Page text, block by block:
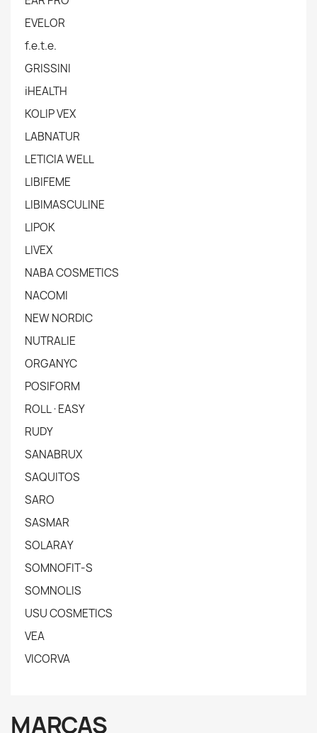
EVELOR
f.e.t.e.
GRISSINI
iHEALTH
KOLIP VEX
LABNATUR
LETICIA WELL
LIBIFEME
LIBIMASCULINE
LIPOK
LIVEX
NABA COSMETICS
NACOMI
NEW NORDIC
NUTRALIE
ORGANYC
POSIFORM
ROLL·EASY
RUDY
SANABRUX
SAQUITOS
SARO
SASMAR
SOLARAY
SOMNOFIT-S
SOMNOLIS
USU COSMETICS
VEA
VICORVA
MARCAS